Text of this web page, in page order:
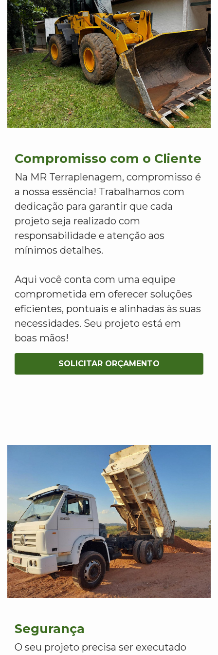
Compromisso com o Cliente
Na MR Terraplenagem, compromisso é
a nossa essência! Trabalhamos com
dedicação para garantir que cada
projeto seja realizado com
responsabilidade e atenção aos
mínimos detalhes.
Aqui você conta com uma equipe
comprometida em oferecer soluções
eficientes, pontuais e alinhadas às suas
necessidades. Seu projeto está em
boas mãos!
SOLICITAR ORÇAMENTO
Segurança
O seu projeto precisa ser executado